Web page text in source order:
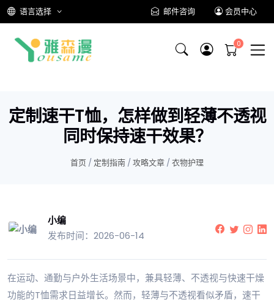
语言选择 邮件咨询 会员中心
定制速干T恤，怎样做到轻薄不透视
同时保持速干效果？
首页 / 定制指南 / 攻略文章 / 衣物护理
小编
发布时间：2026-06-14
在运动、通勤与户外生活场景中，兼具轻薄、不透视与快速干燥
功能的T恤需求日益增长。然而，轻薄与不透视看似矛盾，速干